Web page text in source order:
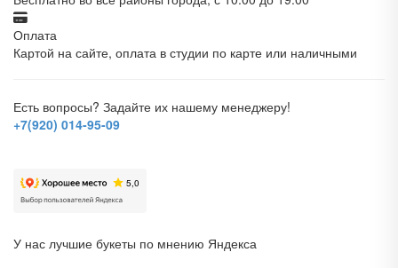
Оплата
Картой на сайте, оплата в студии по карте или наличными
Есть вопросы? Задайте их нашему менеджеру!
+7(920) 014-95-09
У нас лучшие букеты по мнению Яндекса